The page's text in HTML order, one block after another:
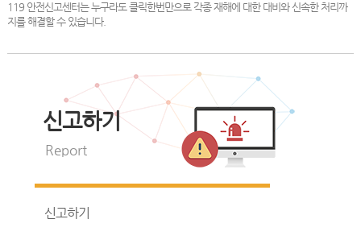
119 안전신고센터는 누구라도 클릭한번만으로 각종 재해에 대한 대비와 신속한 처리까
지를 해결할 수 있습니다.
신고하기
Report
신고하기